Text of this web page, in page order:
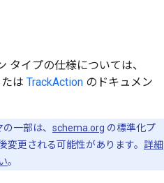
タイプの仕様については、
たは TrackAction のドキュメン
一部は、 schema.org の標準化プ
更される可能性があります。 詳細
。